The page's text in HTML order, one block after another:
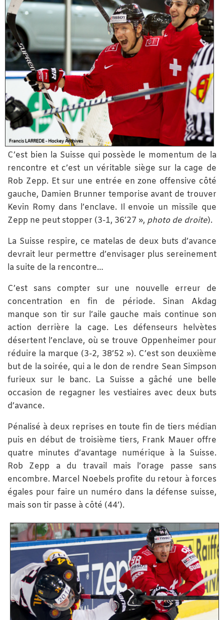
C’est bien la Suisse qui possède le momentum de la
rencontre et c’est un véritable siège sur la cage de
Rob Zepp. Et sur une entrée en zone offensive côté
gauche, Damien Brunner temporise avant de trouver
Kevin Romy dans l’enclave. Il envoie un missile que
Zepp ne peut stopper (3-1, 36’27 », photo de droite).
La Suisse respire, ce matelas de deux buts d’avance
devrait leur permettre d’envisager plus sereinement
la suite de la rencontre…
C’est sans compter sur une nouvelle erreur de
concentration en fin de période. Sinan Akdag
manque son tir sur l’aile gauche mais continue son
action derrière la cage. Les défenseurs helvètes
désertent l’enclave, où se trouve Oppenheimer pour
réduire la marque (3-2, 38’52 »). C’est son deuxième
but de la soirée, qui a le don de rendre Sean Simpson
furieux sur le banc. La Suisse a gâché une belle
occasion de regagner les vestiaires avec deux buts
d’avance.
Pénalisé à deux reprises en toute fin de tiers médian
puis en début de troisième tiers, Frank Mauer offre
quatre minutes d’avantage numérique à la Suisse.
Rob Zepp a du travail mais l’orage passe sans
encombre. Marcel Noebels profite du retour à forces
égales pour faire un numéro dans la défense suisse,
mais son tir passe à côté (44’).